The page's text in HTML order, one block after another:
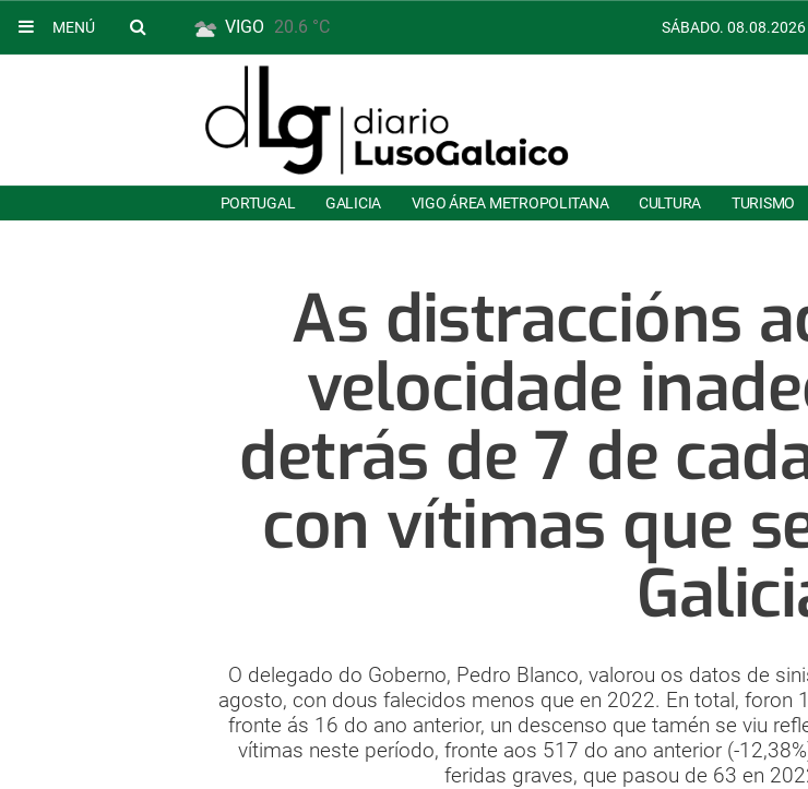
MENÚ VIGO 20.6 °C SÁBADO. 08.08.2026
PORTUGAL GALICIA VIGO ÁREA METROPOLITANA CULTURA TURISMO
As distraccións
velocidade
detrás de 7 de
con vítimas que
O delegado do Goberno, Pedro Blanco, valorou os datos de
agosto, con dous falecidos menos que en 2022. En total, foron
fronte ás 16 do ano anterior, un descenso que tamén se viu
vítimas neste período, fronte aos 517 do ano anterior (-
feridas graves, que pasou de 63 en